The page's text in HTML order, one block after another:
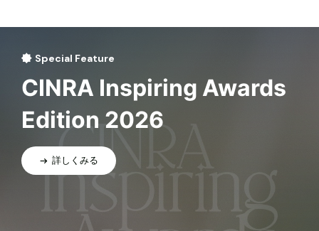
Special Feature
CINRA Inspiring Awards
Edition 2026
詳しくみる